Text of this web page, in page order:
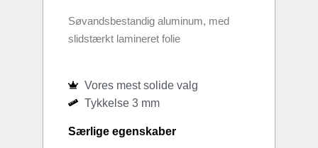
Søvandsbestandig aluminum, med
slidstærkt lamineret folie
Vores mest solide valg
Tykkelse 3 mm
Særlige egenskaber